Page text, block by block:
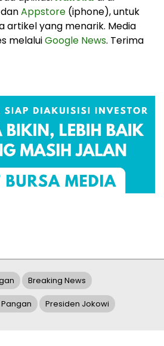
Appstore (iphone), untuk
artikel yang menarik. Media
melaluiGoogle News. Terima
Breaking News
Presiden Jokowi